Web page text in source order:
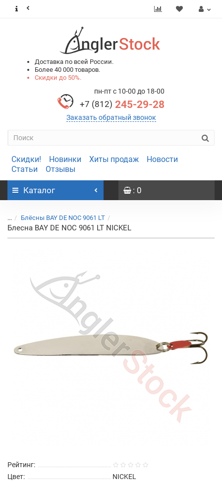
Доставка по всей России.
Более 40 000 товаров.
Скидки до 50%.
пн-пт с 10-00 до 18-00
+7 (812) 245-29-28
Заказать обратный звонок
Скидки! Новинки Хиты продаж
Новости
Статьи
Отзывы
Каталог : 0
... Блёсны BAY DE NOC 9061 LT
Блесна BAY DE NOC 9061 LT NICKEL
Рейтинг:
Цвет:
NICKEL